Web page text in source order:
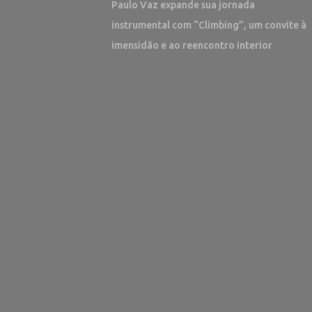
Paulo Vaz expande sua jornada
instrumental com “Climbing”, um convite à
imensidão e ao reencontro interior